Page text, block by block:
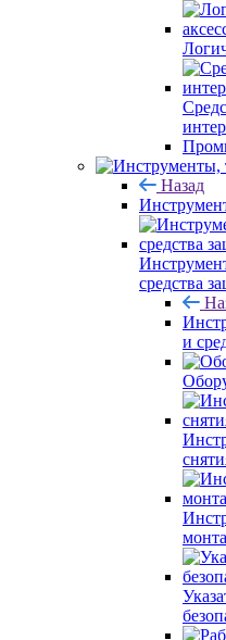
Назад
средства
и